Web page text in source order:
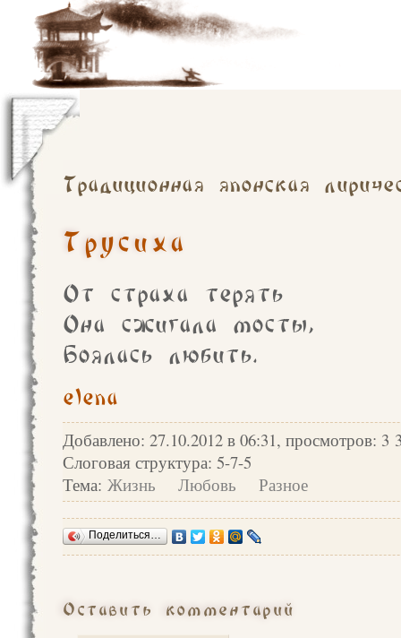
Традиционная японская
Трусиха
От страха терять
Она сжигала мосты,
Боялась любить.
elena
Добавлено: 27.10.2012 в 06:31, просмотров: 3
Слоговая структура: 5-7-5
Тема: Жизнь Любовь Разное
Поделиться…
Оставить комментарий